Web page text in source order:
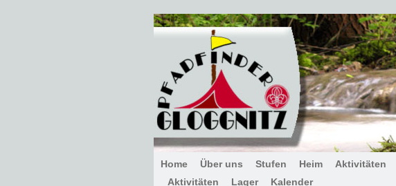
Home Über uns Stufen Heim
Aktivitäten
Aktivitäten
Lager Kalender